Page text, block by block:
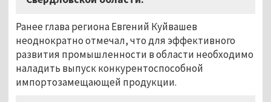
Ранее глава региона Евгений Куйвашев
неоднократно отмечал, что для эффективного
развития промышленности в области необходимо
наладить выпуск конкурентоспособной
импортозамещающей продукции.